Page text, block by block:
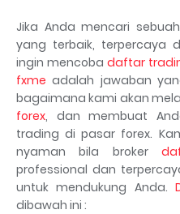
Jika Anda mencari
yang terbaik, terpercaya
ingin mencoba daftar
fxme adalah jawaban
bagaimana kami akan
forex, dan membuat
trading di pasar forex.
nyaman bila broker
professional dan
untuk mendukung Anda.
dibawah ini :